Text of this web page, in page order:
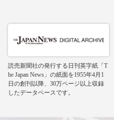
読売新聞社の発行する日刊英字紙「T
he Japan News」の紙面を1955年4月1
日の創刊以降、30万ページ以上収録
したデータベースです。